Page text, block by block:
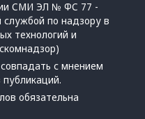
СМИ ЭЛ № ФС 77 -
по надзору в
технологий и
с мнением
обязательна